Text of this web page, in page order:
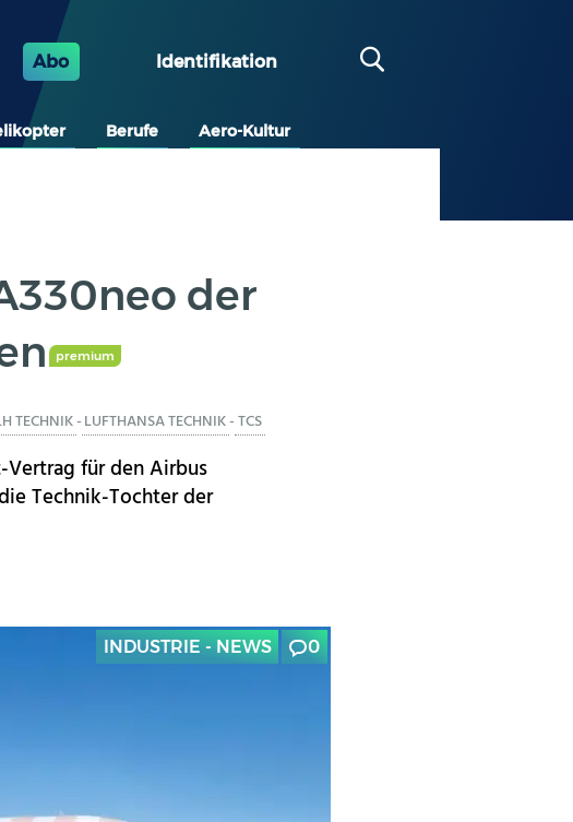
Abo Identifikation
Berufe Aero-Kultur
der
premium
TECHNIK-LUFTHANSA TECHNIK-TCS
für den Airbus
Technik-Tochter der
INDUSTRIE - NEWS 0